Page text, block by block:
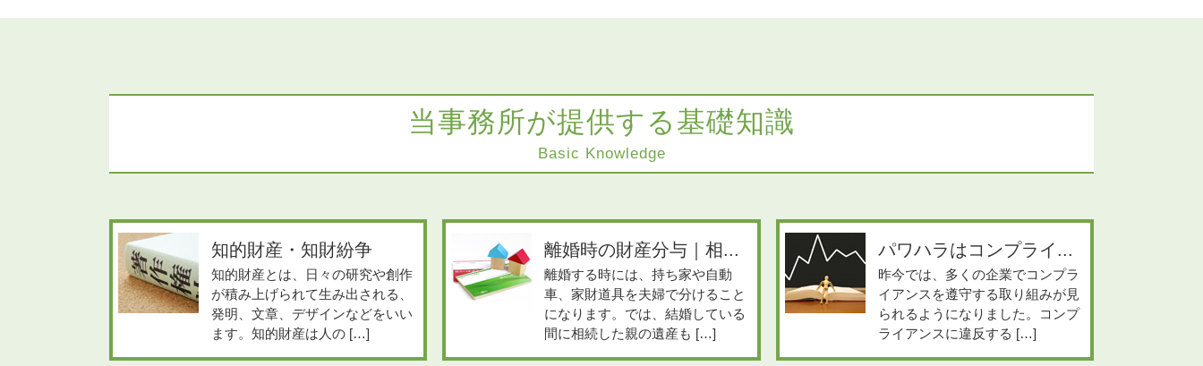
当事務所が提供する基礎知識
Basic Knowledge
知的財産・知財紛争
知的財産とは、日々の研究や創作
が積み上げられて生み出される、
発明、文章、デザインなどをいい
ます。知的財産は人の […]
離婚時の財産分与｜相...
離婚する時には、持ち家や自動
車、家財道具を夫婦で分けること
になります。では、結婚している
間に相続した親の遺産も […]
パワハラはコンプライ...
昨今では、多くの企業でコンプラ
イアンスを遵守する取り組みが見
られるようになりました。コンプ
ライアンスに違反する […]